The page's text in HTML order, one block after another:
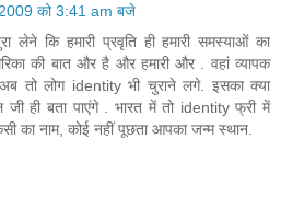
को 3:41 am बजे
कि हमारी प्रवृति ही हमारी समस्याओं का
की बात और है और हमारी और . वहां व्यापक
अब तो लोग identity भी चुराने लगे. इसका क्या
जी ही बता पाएंगे . भारत में तो identity फ्री में
का नाम, कोई नहीं पूछता आपका जन्म स्थान.